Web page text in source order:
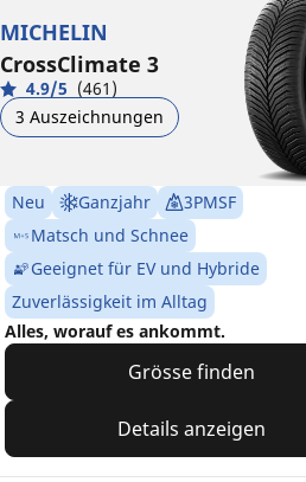
MICHELIN
CrossClimate 3
4.9/5 (461)
3 Auszeichnungen
Neu Ganzjahr
3PMSF
Matsch und Schnee
Geeignet für EV und Hybride
Zuverlässigkeit im Alltag
Alles, worauf es ankommt.
Grösse finden
Details anzeigen